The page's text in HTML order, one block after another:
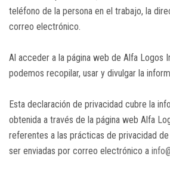
teléfono de la persona en el trabajo, la
correo electrónico.
Al acceder a la página web de Alfa Logos
podemos recopilar, usar y divulgar la
Esta declaración de privacidad cubre la
obtenida a través de la página web Alfa
referentes a las prácticas de privacidad
ser enviadas por correo electrónico a